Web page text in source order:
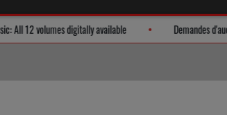
The Art of Music: All 12 volumes digitally available